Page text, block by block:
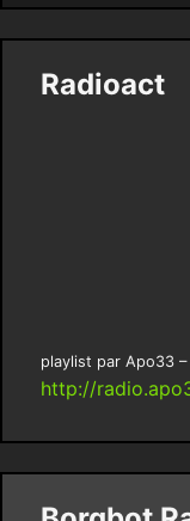
Radioact
playlist par Apo33 –
http://